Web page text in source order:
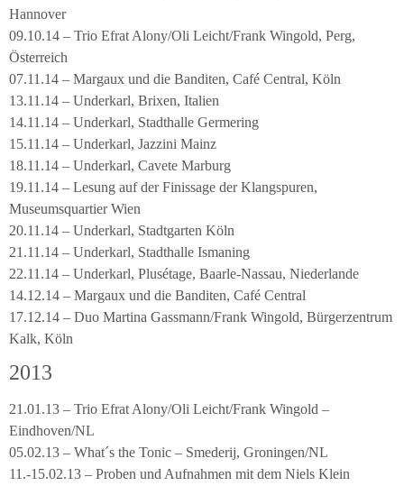
Hannover
09.10.14 – Trio Efrat Alony/Oli Leicht/Frank Wingold, Perg,
Österreich
07.11.14 – Margaux und die Banditen, Café Central, Köln
13.11.14 – Underkarl, Brixen, Italien
14.11.14 – Underkarl, Stadthalle Germering
15.11.14 – Underkarl, Jazzini Mainz
18.11.14 – Underkarl, Cavete Marburg
19.11.14 – Lesung auf der Finissage der Klangspuren,
Museumsquartier Wien
20.11.14 – Underkarl, Stadtgarten Köln
21.11.14 – Underkarl, Stadthalle Ismaning
22.11.14 – Underkarl, Plusétage, Baarle-Nassau, Niederlande
14.12.14 – Margaux und die Banditen, Café Central
17.12.14 – Duo Martina Gassmann/Frank Wingold, Bürgerzentrum
Kalk, Köln
2013
21.01.13 – Trio Efrat Alony/Oli Leicht/Frank Wingold –
Eindhoven/NL
05.02.13 – What´s the Tonic – Smederij, Groningen/NL
11.-15.02.13 – Proben und Aufnahmen mit dem Niels Klein